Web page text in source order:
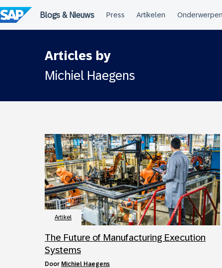
naar
de
inhoud
Articles by
Michiel Haegens
Artikel
The Future of Manufacturing Execution
Systems
door Michiel Haegens